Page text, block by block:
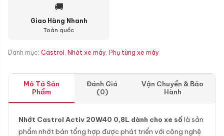
🚚
Giao Hàng Nhanh
Toàn quốc
Danh mục: Castrol , Nhớt xe máy, Phụ tùng xe máy
Mô Tả Sản
Phẩm
Đánh Giá
(0)
Vận Chuyển & Bảo
Hành
Nhớt Castrol Activ 20W40 0,8L dành cho xe sốlà sản
phẩm nhớt bán tổng hợp được phát triển với công nghệ